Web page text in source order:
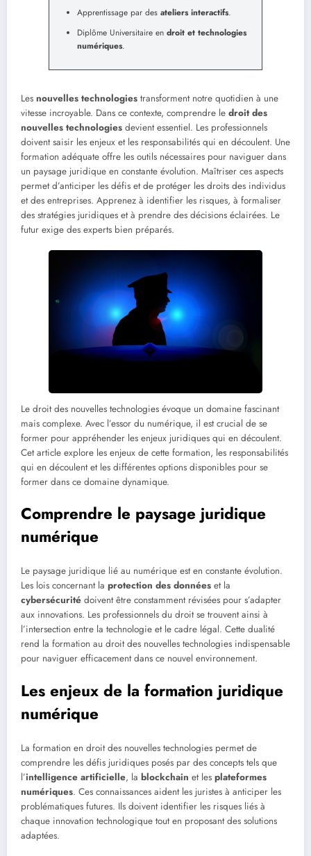
Apprentissage par des ateliers interactifs.
Diplôme Universitaire en droit et technologies
numériques.
Les nouvelles technologies transforment notre quotidien à une
vitesse incroyable. Dans ce contexte, comprendre le droit des
nouvelles technologies devient essentiel. Les professionnels
doivent saisir les enjeux et les responsabilités qui en découlent. Une
formation adéquate offre les outils nécessaires pour naviguer dans
un paysage juridique en constante évolution. Maîtriser ces aspects
permet d’anticiper les défis et de protéger les droits des individus
et des entreprises. Apprenez à identifier les risques, à formaliser
des stratégies juridiques et à prendre des décisions éclairées. Le
futur exige des experts bien préparés.
Le droit des nouvelles technologies évoque un domaine fascinant
mais complexe. Avec l’essor du numérique, il est crucial de se
former pour appréhender les enjeux juridiques qui en découlent.
Cet article explore les enjeux de cette formation, les responsabilités
qui en découlent et les différentes options disponibles pour se
former dans ce domaine dynamique.
Comprendre le paysage juridique
numérique
Le paysage juridique lié au numérique est en constante évolution.
Les lois concernant la protection des données et la
cybersécurité doivent être constamment révisées pour s’adapter
aux innovations. Les professionnels du droit se trouvent ainsi à
l’intersection entre la technologie et le cadre légal. Cette dualité
rend la formation au droit des nouvelles technologies indispensable
pour naviguer efficacement dans ce nouvel environnement.
Les enjeux de la formation juridique
numérique
La formation en droit des nouvelles technologies permet de
comprendre les défis juridiques posés par des concepts tels que
l’intelligence artificielle, la blockchain et les plateformes
numériques. Ces connaissances aident les juristes à anticiper les
problématiques futures. Ils doivent identifier les risques liés à
chaque innovation technologique tout en proposant des solutions
adaptées.